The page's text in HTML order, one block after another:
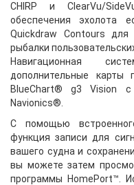
CHIRP и ClearVu/
обеспечения эхолота
Quickdraw Contours для
рыбалки
Навигационная
дополнительные карты
BlueChart® g3 Vision с
Navionics®.
С помощью
функция записи для
вашего судна и
вы можете затем
программы HomePort™.